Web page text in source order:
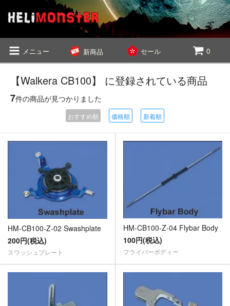
メニュー 新商品 セール 0
【Walkera CB100】 に登録されている商品
7件の商品が見つかりました
おすすめ順 価格順 新着順
HM-CB100-Z-02 Swashplate
200円(税込)
スワッシュプレート
HM-CB100-Z-04 Flybar Body
100円(税込)
フライバーボディー